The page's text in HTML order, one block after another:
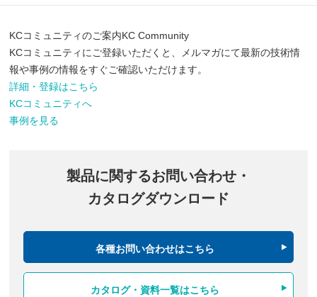
KCコミュニティのご案内KC Community
KCコミュニティにご登録いただくと、メルマガにて最新の技術情
報や事例の情報をすぐご確認いただけます。
詳細・登録はこちら
KCコミュニティへ
事例を見る
製品に関するお問い合わせ・
カタログダウンロード
各種お問い合わせはこちら
カタログ・資料一覧はこちら